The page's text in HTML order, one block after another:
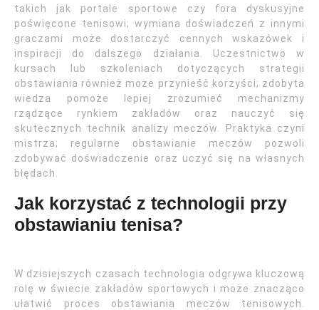
takich jak portale sportowe czy fora dyskusyjne
poświęcone tenisowi; wymiana doświadczeń z innymi
graczami może dostarczyć cennych wskazówek i
inspiracji do dalszego działania. Uczestnictwo w
kursach lub szkoleniach dotyczących strategii
obstawiania również może przynieść korzyści; zdobyta
wiedza pomoże lepiej zrozumieć mechanizmy
rządzące rynkiem zakładów oraz nauczyć się
skutecznych technik analizy meczów. Praktyka czyni
mistrza; regularne obstawianie meczów pozwoli
zdobywać doświadczenie oraz uczyć się na własnych
błędach.
Jak korzystać z technologii przy
obstawianiu tenisa?
W dzisiejszych czasach technologia odgrywa kluczową
rolę w świecie zakładów sportowych i może znacząco
ułatwić proces obstawiania meczów tenisowych.